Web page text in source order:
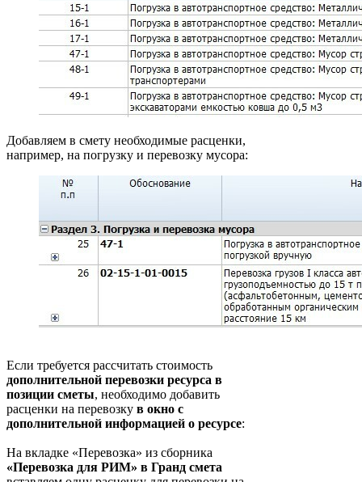
Добавляем в смету необходимые расценки,
например, на погрузку и перевозку мусора:
Если требуется рассчитать стоимость
дополнительной перевозки ресурса в
позиции сметы, необходимо добавить
расценки на перевозку в окно с
дополнительной информацией о ресурсе:
На вкладке «Перевозка» из сборника
«Перевозка для РИМ» в Гранд смета